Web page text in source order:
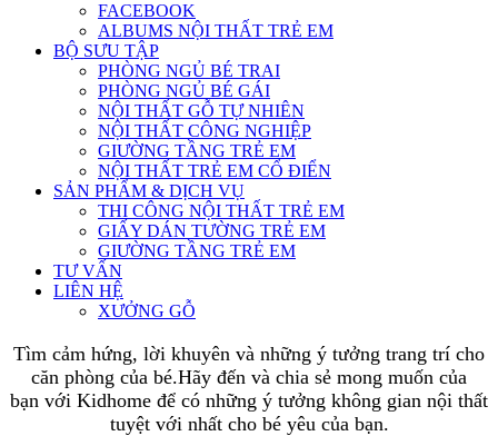
FACEBOOK
ALBUMS NỘI THẤT TRẺ EM
BỘ SƯU TẬP
PHÒNG NGỦ BÉ TRAI
PHÒNG NGỦ BÉ GÁI
NỘI THẤT GỖ TỰ NHIÊN
NỘI THẤT CÔNG NGHIỆP
GIƯỜNG TẦNG TRẺ EM
NỘI THẤT TRẺ EM CỔ ĐIỂN
SẢN PHẨM & DỊCH VỤ
THI CÔNG NỘI THẤT TRẺ EM
GIẤY DÁN TƯỜNG TRẺ EM
GIƯỜNG TẦNG TRẺ EM
TƯ VẤN
LIÊN HỆ
XƯỞNG GỖ
Tìm cảm hứng, lời khuyên và những ý tưởng trang trí cho
căn phòng của bé.Hãy đến và chia sẻ mong muốn của
bạn với Kidhome để có những ý tưởng không gian nội thất
tuyệt với nhất cho bé yêu của bạn.